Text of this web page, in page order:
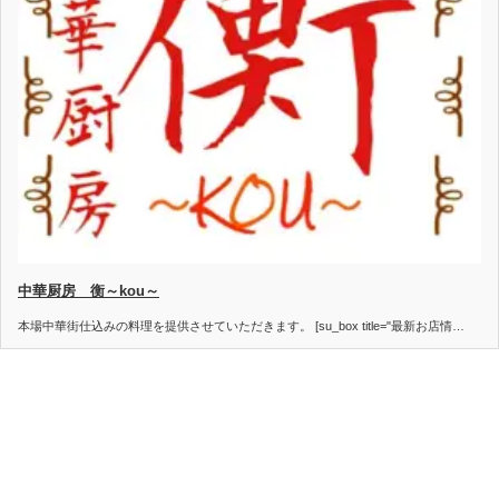
中華厨房 衡～kou～
本場中華街仕込みの料理を提供させていただきます。 [su_box title="最新お店情…